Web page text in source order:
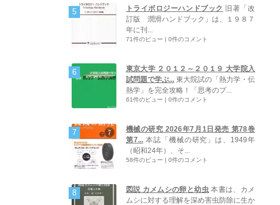
トライボロジーハンドブック
旧著「改
訂版 潤滑ハンドブック」は、１９８７
年に刊...
71件のビュー | 0件のコメント
東京大学 ２０１２～２０１９ 大学院入
試問題で学ぶ... 東大院試の「熱力学・伝
熱学」を完全攻略！「思考のプ...
61件のビュー | 0件のコメント
機械の研究 2026年7月1日発売 第78巻
第7... 本誌「機械の研究」は、1949年
（昭和24年）、そ...
58件のビュー | 0件のコメント
図説 カメムシの卵と幼虫 本書は、カメ
ムシに対する理解を深め害虫防除に生か